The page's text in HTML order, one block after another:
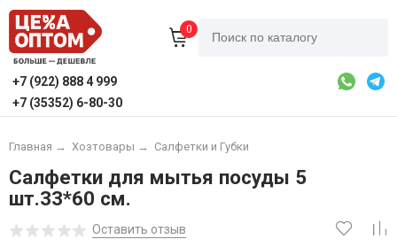
0
+7 (922) 888 4 999
+7 (35352) 6-80-30
Главная → Хозтовары → Салфетки и Губки
Салфетки для мытья посуды 5
шт.33*60 см.
Оставить отзыв